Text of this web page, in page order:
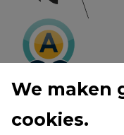
privacy
We maken
cookies.